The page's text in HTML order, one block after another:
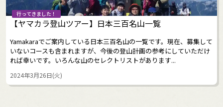
行ってきました！
【ヤマカラ登山ツアー】日本三百名山一覧
Yamakaraでご案内している日本三百名山の一覧です。現在、募集して
いないコースも含まれますが、今後の登山計画の参考にしていただけ
れば幸いです。いろんな山のセレクトリストがあります...
2024年3月26日(火)